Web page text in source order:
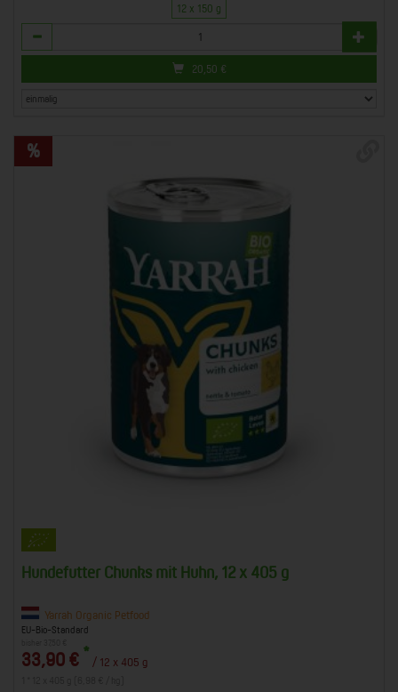
12 x 150 g
Anzahl
20,50 €
Hundefutter Chunks mit Huhn, 12 x 405 g
Yarrah Organic Petfood
EU-Bio-Standard
33,90 € * / 12 x 405 g